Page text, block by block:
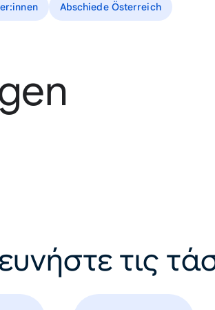
Abschiede Österreich
τις